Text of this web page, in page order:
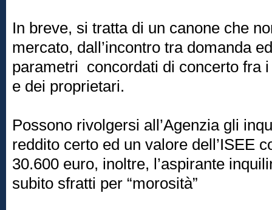
In breve, si tratta di un canone che
mercato, dall’incontro tra domanda
parametri concordati di concerto fra
e dei proprietari.
Possono rivolgersi all’Agenzia gli
reddito certo ed un valore dell’ISEE
30.600 euro, inoltre, l’aspirante
subito sfratti per “morosità”